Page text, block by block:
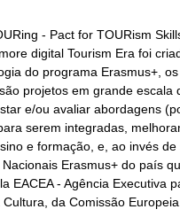
- Pact for TOURism
digital Tourism Era foi
do programa Erasmus+,
projetos em grande escala
e/ou avaliar abordagens
serem integradas,
e formação, e, ao invés
Nacionais Erasmus+ do país
EACEA - Agência Executiva
da Comissão Europeia.